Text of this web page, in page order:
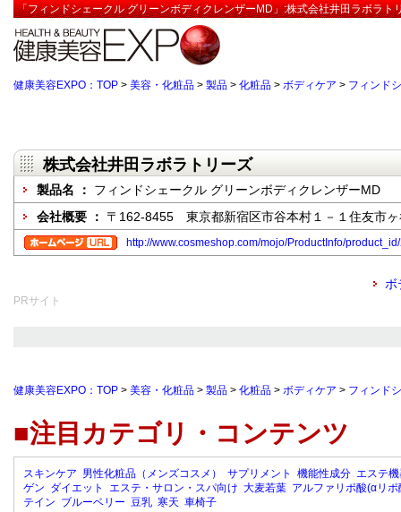
「フィンドシェークル グリーンボディクレンザーMD」:株式会社井田ラボラト
健康美容EXPO：TOP > 美容・化粧品 > 製品 > 化粧品 > ボディケア > フィンド
株式会社井田ラボラトリーズ
製品名 ： フィンドシェークル グリーンボディクレンザーMD
会社概要 ： 〒162-8455 東京都新宿区市谷本村１－１住友市ヶ
http://www.cosmeshop.com/mojo/ProductInfo/
ボ
PRサイト
健康美容EXPO：TOP > 美容・化粧品 > 製品 > 化粧品 > ボディケア > フィンド
■注目カテゴリ・コンテンツ
スキンケア 男性化粧品（メンズコスメ） サプリメント 機能性成分 エステ
ゲン ダイエット エステ・サロン・スパ向け 大麦若葉 アルファリポ酸(αリポ
テイン ブルーベリー 豆乳 寒天 車椅子